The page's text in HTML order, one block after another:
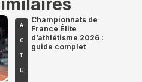
A
C
T
U
Championnats de
France Élite
d’athlétisme 2026 :
guide complet